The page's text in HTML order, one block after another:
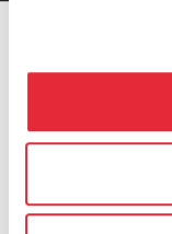
kunnen deze
hebben
kunt alle cookies
We werken
kunnen